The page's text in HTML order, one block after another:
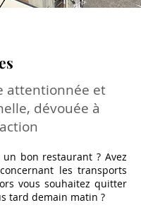
attentionnée et
dévouée à
un bon restaurant ? Avez
les transports
vous souhaitez quitter
tard demain matin ?